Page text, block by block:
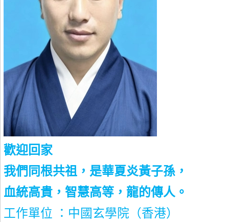
歡迎回家
我們同根共祖，是華夏炎黃子孫，
血統高貴，智慧高等，龍的傳人。
工作單位 ：中國玄學院（香港）